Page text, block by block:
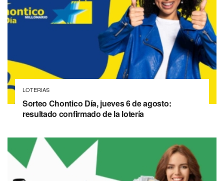
LOTERIAS
Sorteo Chontico Día, jueves 6 de agosto:
resultado confirmado de la lotería